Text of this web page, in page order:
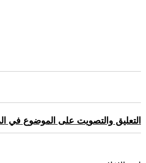
التعليق والتصويت على الموضوع في